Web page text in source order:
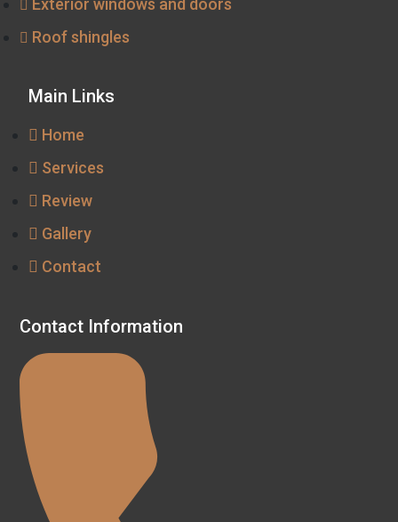
Exterior windows and doors
Roof shingles
Main Links
Home
Services
Review
Gallery
Contact
Contact Information